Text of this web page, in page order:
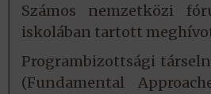
Számos nemzetközi
iskolában tartott
Programbizottsági
(Fundamental